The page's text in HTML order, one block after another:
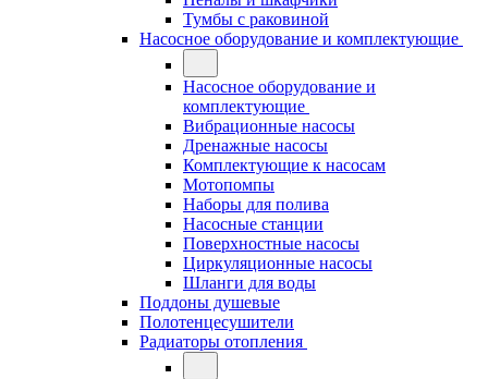
Тумбы с раковиной
Насосное оборудование и комплектующие
Насосное оборудование и
комплектующие
Вибрационные насосы
Дренажные насосы
Комплектующие к насосам
Мотопомпы
Наборы для полива
Насосные станции
Поверхностные насосы
Циркуляционные насосы
Шланги для воды
Поддоны душевые
Полотенцесушители
Радиаторы отопления